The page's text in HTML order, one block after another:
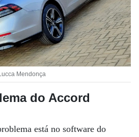
Mendonça
do Accord
está no software do